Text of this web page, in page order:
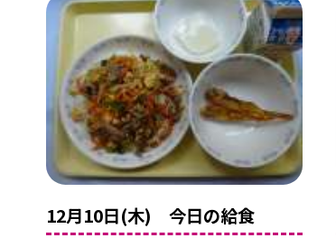
12月10日(木) 今日の給食